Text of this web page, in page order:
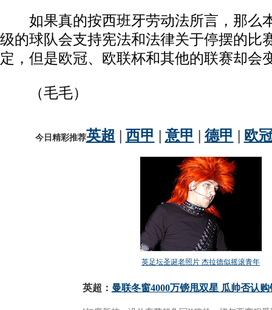
如果真的按西班牙劳动法所言，那么
级的球队会支持宪法和法律关于停摆的比
定，但是欧冠、欧联杯和其他的联赛却会
（毛毛）